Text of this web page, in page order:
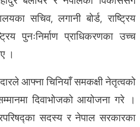
सचिव, लगानी बोर्ड, राष्ट्रिय
पुनःनिर्माण प्राधिकरणका उच्च
।
आफ्ना चिनियाँ समकक्षी नेतृत्वको
दिवाभोजको आयोजना गरे ।
सदस्य र नेपाल सरकारका